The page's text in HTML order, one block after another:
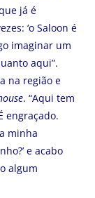
já é
‘o Saloon é
imaginar um
aqui”.
na região e
. “Aqui tem
engraçado.
minha
e acabo
algum